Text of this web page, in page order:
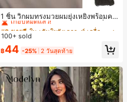
1 ชิ้น วิกผมทรงมวยผมยุ่งเหยิงพร้อมคลิ
ปหนีบผม, คลิปหนีบผมสังเคราะห์ที่ได้รั
บการอัปเกรดแฟชั่น, วิกผมเส้นใยทนคว
ามร้อนสูงที่ออกแบบมาสำหรับผู้หญิง, ใ
ช้งานง่ายโดยไม่ต้องใช้เครื่องมือ, เหมา
ะสำหรับสไตล์สบายๆ, อุปกรณ์เสริมผมที่
สมบูรณ์แบบสำหรับผู้หญิง คลิปหนีบผม
คลิปหนีบผมสบายๆ แฟชั่นผม คลิปหนีบ
ผมหรูหรา ฤดูร้อน ชายหาด วันหยุด
#2 ขายดี
ใน เส้นใยสังเคราะห์ เครื่องประดับผมผู้หญิง
เกือบหมดแล้ว!
#2 ขายดี
เกือบหมดแล้ว!
#2 ขายดี
เกือบหมดแล้ว!
#2 ขายดี
ใน เส้นใยสังเคราะห์ เครื่องประดับผมผู้หญิง
100+ sold
฿44 -25% 2 วันสุดท้าย